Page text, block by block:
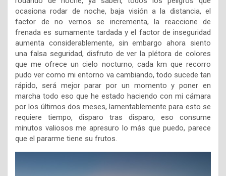
ocasiona rodar de noche, baja visión a la distancia, el
factor de no vernos se incrementa, la reaccione de
frenada es sumamente tardada y el factor de inseguridad
aumenta considerablemente, sin embargo ahora siento
una falsa seguridad, disfruto de ver la plétora de colores
que me ofrece un cielo nocturno, cada km que recorro
pudo ver como mi entorno va cambiando, todo sucede tan
rápido, será mejor parar por un momento y poner en
marcha todo eso que he estado haciendo con mi cámara
por los últimos dos meses, lamentablemente para esto se
requiere tiempo, disparo tras disparo, eso consume
minutos valiosos me apresuro lo más que puedo, parece
que el pararme tiene su frutos.